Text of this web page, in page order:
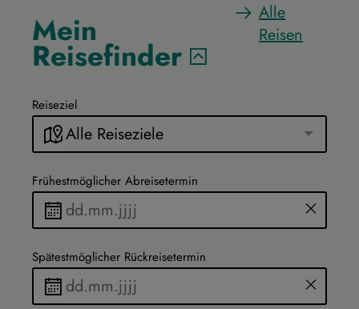
Mein
Reisefinder
Alle
Reisen
Reiseziel
Alle Reiseziele
Frühestmöglicher Abreisetermin
Spätestmöglicher Rückreisetermin